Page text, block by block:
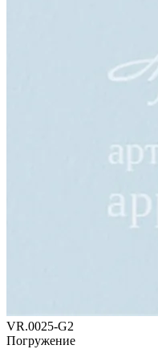
VR.0025-G2
Погружение